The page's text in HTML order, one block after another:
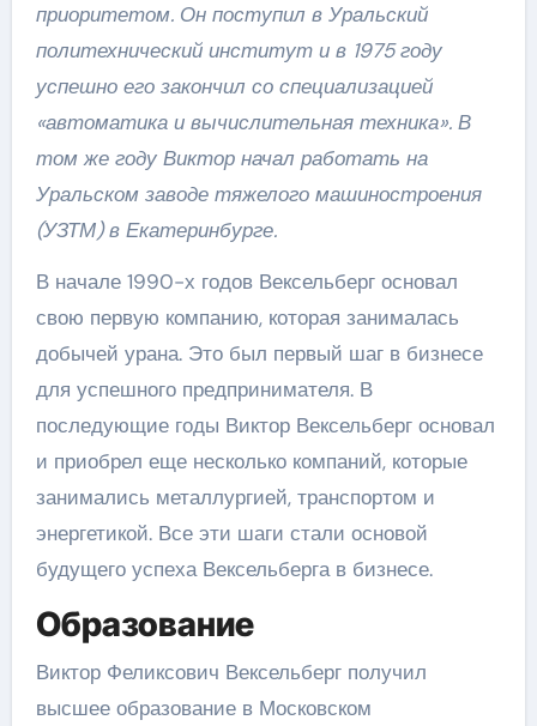
приоритетом. Он поступил в Уральский
политехнический институт и в 1975 году
успешно его закончил со специализацией
«автоматика и вычислительная техника». В
том же году Виктор начал работать на
Уральском заводе тяжелого машиностроения
(УЗТМ) в Екатеринбурге.
В начале 1990-х годов Вексельберг основал
свою первую компанию, которая занималась
добычей урана. Это был первый шаг в бизнесе
для успешного предпринимателя. В
последующие годы Виктор Вексельберг основал
и приобрел еще несколько компаний, которые
занимались металлургией, транспортом и
энергетикой. Все эти шаги стали основой
будущего успеха Вексельберга в бизнесе.
Образование
Виктор Феликсович Вексельберг получил
высшее образование в Московском